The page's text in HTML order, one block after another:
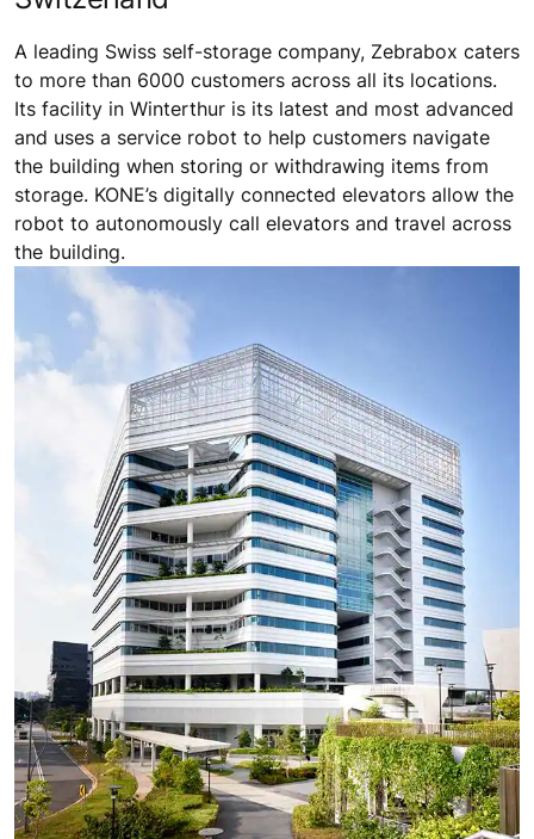
A leading Swiss self-storage company, Zebrabox caters
to more than 6000 customers across all its locations.
Its facility in Winterthur is its latest and most advanced
and uses a service robot to help customers navigate
the building when storing or withdrawing items from
storage. KONE’s digitally connected elevators allow the
robot to autonomously call elevators and travel across
the building.